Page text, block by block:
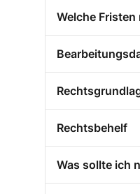
Welche
Rechtsbehelf
Was sollte ich